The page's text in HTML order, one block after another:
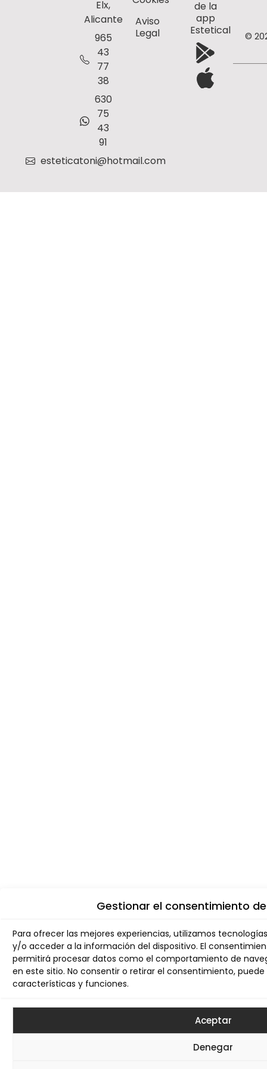
Gestionar el consentimiento
Para ofrecer las mejores experiencias, utilizamos
y/o acceder a la información del dispositivo. El
permitirá procesar datos como el comportamiento de
en este sitio. No consentir o retirar el consentimiento,
características y funciones.
Aceptar
Denegar
Elx,
Alicante
965
43
77
38
630
75
43
91
esteticatoni@hotmail.com
Aviso
Legal
de la
app
Estetical
©